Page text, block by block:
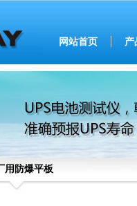
网站首页 产
用防爆平板